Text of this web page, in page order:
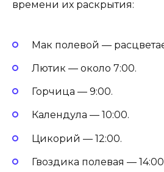
времени их раскрытия:
Мак полевой —
Лютик — около 7:00.
Горчица — 9:00.
Календула — 10:00.
Цикорий — 12:00.
Гвоздика полевая —